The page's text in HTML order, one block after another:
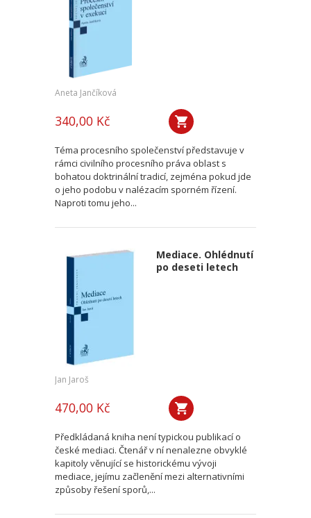
Aneta Jančíková
340,00 Kč
Téma procesního společenství představuje v
rámci civilního procesního práva oblast s
bohatou doktrinální tradicí, zejména pokud jde
o jeho podobu v nalézacím sporném řízení.
Naproti tomu jeho...
Mediace. Ohlédnutí
po deseti letech
Jan Jaroš
470,00 Kč
Předkládaná kniha není typickou publikací o
české mediaci. Čtenář v ní nenalezne obvyklé
kapitoly věnující se historickému vývoji
mediace, jejímu začlenění mezi alternativními
způsoby řešení sporů,...